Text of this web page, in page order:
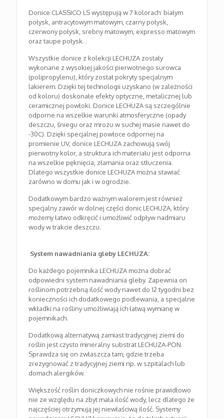
Donice CLASSICO LS występują w 7 kolorach: białym
połysk, antracytowym matowym, czarny połysk,
czerwony połysk, srebny matowym, expresso matowym
oraz taupe połysk. .
Wszystkie donice z kolekcji LECHUZA zostały
wykonane z wysokiej jakości pierwotnego surowca
(polipropylenu), który został pokryty specjalnym
lakierem. Dzięki tej technologii uzyskano (w zależności
od koloru) doskonałe efekty optyczne, metalicznej lub
ceramicznej powłoki. Donice LECHUZA są szczególnie
odporne na wszelkie warunki atmosferyczne (opady
deszczu, śniegu oraz mrozu w suchej masie nawet do
-30C). Dzięki specjalnej powłoce odpornej na
promienie UV, donice LECHUZA zachowują swój
pierwotny kolor, a struktura ich materiału jest odporna
na wszelkie pęknięcia, złamania oraz stłuczenia.
Dlatego wszystkie donice LECHUZA można stawiać
zarówno w domu jak i w ogrodzie.
Dodatkowym bardzo ważnym walorem jest również
specjalny zawór w dolnej części donic LECHUZA, który
możemy łatwo odkręcić i umożliwić odpływ nadmiaru
wody w trakcie deszczu.
System nawadniania gleby LECHUZA:
Do każdego pojemnika LECHUZA można dobrać
odpowiedni system nawadniania gleby. Zapewnia on
roślinom potrzebną ilość wody nawet do 12 tygodni bez
konieczności ich dodatkowego podlewania, a specjalne
wkładki na rośliny umożliwiają ich łatwą wymianę w
pojemnikach.
Dodatkową alternatywą zamiast tradycyjnej ziemi do
roślin jest czysto mineralny substrat LECHUZA-PON.
Sprawdza się on zwłaszcza tam, gdzie trzeba
zrezygnować z tradycyjnej ziemi np. w szpitalach lub
domach alergików.
Większość roślin doniczkowych nie rośnie prawidłowo
nie ze względu na zbyt mała ilość wody, lecz dlatego że
najczęściej otrzymują jej niewłaściwą ilość. Systemy